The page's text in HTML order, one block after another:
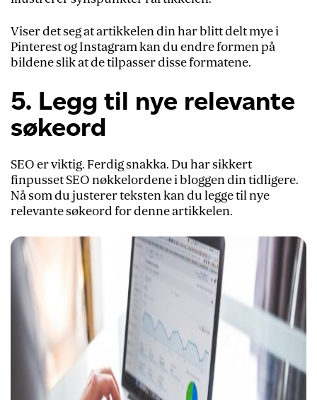
Viser det seg at artikkelen din har blitt delt mye i
Pinterest og Instagram kan du endre formen på
bildene slik at de tilpasser disse formatene.
5. Legg til nye relevante
søkeord
SEO er viktig. Ferdig snakka. Du har sikkert
finpusset SEO nøkkelordene i bloggen din tidligere.
Nå som du justerer teksten kan du legge til nye
relevante søkeord for denne artikkelen.